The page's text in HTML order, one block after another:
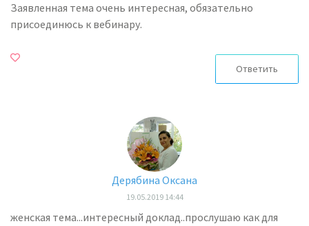
Заявленная тема очень интересная, обязательно
присоединюсь к вебинару.
Ответить
Дерябина Оксана
19.05.2019 14:44
женская тема...интересный доклад..прослушаю как для